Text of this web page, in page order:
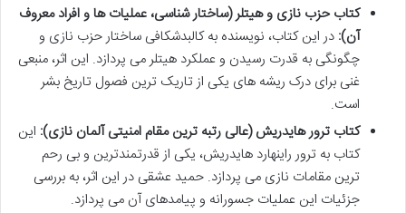
کتاب حزب نازی و هیتلر (ساختار شناسی، عملیات ها و افراد معروف
آن): در این کتاب، نویسنده به کالبدشکافی ساختار حزب نازی و
چگونگی به قدرت رسیدن و عملکرد هیتلر می پردازد. این اثر، منبعی
غنی برای درک ریشه های یکی از تاریک ترین فصول تاریخ بشر
است.
کتاب ترور هایدریش (عالی رتبه ترین مقام امنیتی آلمان نازی): این
کتاب به ترور راینهارد هایدریش، یکی از قدرتمندترین و بی رحم
ترین مقامات نازی می پردازد. حمید عشقی در این اثر، به بررسی
جزئیات این عملیات جسورانه و پیامدهای آن می پردازد.